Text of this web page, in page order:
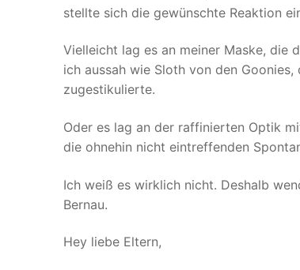
stellte sich die gewünschte Reaktion
Vielleicht lag es an meiner Maske, die
ich aussah wie Sloth von den
zugestikulierte.
Oder es lag an der raffinierten Optik
die ohnehin nicht eintreffenden
Ich weiß es wirklich nicht. Deshalb
Bernau.
Hey liebe Eltern,